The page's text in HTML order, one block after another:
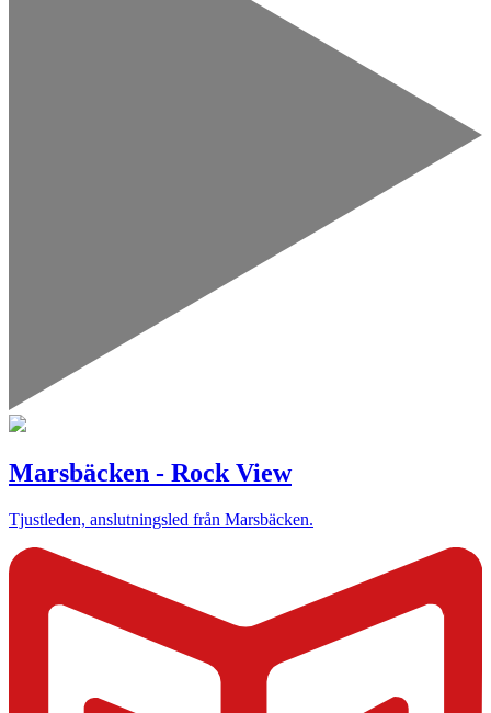
Marsbäcken - Rock View
Tjustleden, anslutningsled från Marsbäcken.